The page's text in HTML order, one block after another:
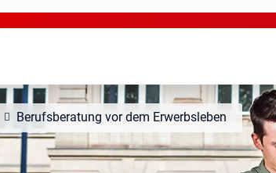
Berufsberatung vor dem Erwerbsleben